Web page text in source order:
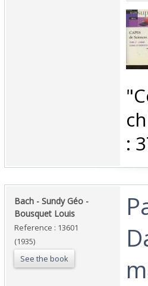
:
‎Bach - Sundy Géo -
Bousquet Louis‎
Reference : 13601
(1935)
See the book